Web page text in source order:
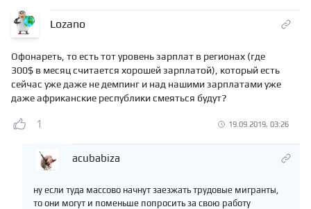
Lozano
Офонареть, то есть тот уровень зарплат в регионах (где
300$ в месяц считается хорошей зарплатой), который есть
сейчас уже даже не демпинг и над нашими зарплатами уже
даже африканские республики смеяться будут?
1 19.09.2019, 03:26
acubabiza
ну если туда массово начнут заезжать трудовые мигранты,
то они могут и поменьше попросить за свою работу